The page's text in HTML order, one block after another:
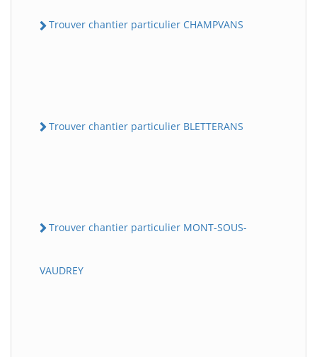
Trouver chantier particulier CHAMPVANS
Trouver chantier particulier BLETTERANS
Trouver chantier particulier MONT-SOUS-
VAUDREY